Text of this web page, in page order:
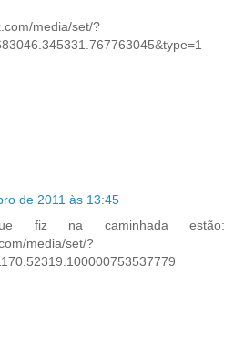
media/set/?
de 2011 às 13:45
fiz na caminhada estão:
media/set/?